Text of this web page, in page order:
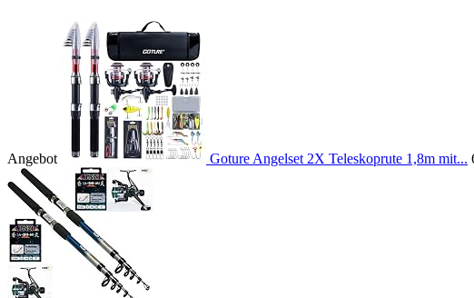
Angebot Goture Angelset 2X Teleskoprute 1,8m mit...